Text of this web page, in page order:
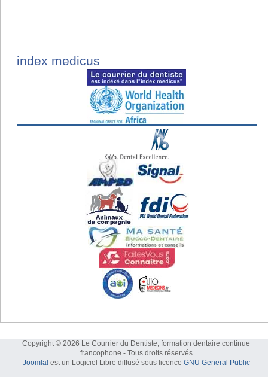
index medicus
Copyright © 2026 Le Courrier du Dentiste, formation dentaire continue
francophone - Tous droits réservés
Joomla!est un Logiciel Libre diffusé sous licence GNU General Public